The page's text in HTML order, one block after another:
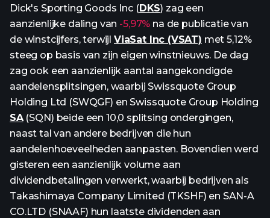
Dick's Sporting Goods Inc (DKS) zag een
aanzienlijke daling van -5,97% na de publicatie van
de winstcijfers, terwijl ViaSat Inc (VSAT) met 5,12%
steeg op basis van zijn eigen winstnieuws. De dag
zag ook een aanzienlijk aantal aangekondigde
aandelensplitsingen, waarbij Swissquote Group
Holding Ltd (SWQGF) en Swissquote Group Holding
SA(SQN) beide een 10,0 splitsing ondergingen,
naast tal van andere bedrijven die hun
aandelenhoeveelheden aanpasten. Bovendien werd
gisteren een aanzienlijk volume aan
dividendbetalingen verwerkt, waarbij bedrijven als
Takashimaya Company Limited (TKSHF) en SAN-A
CO.LTD (SNAAF) hun laatste dividenden aan